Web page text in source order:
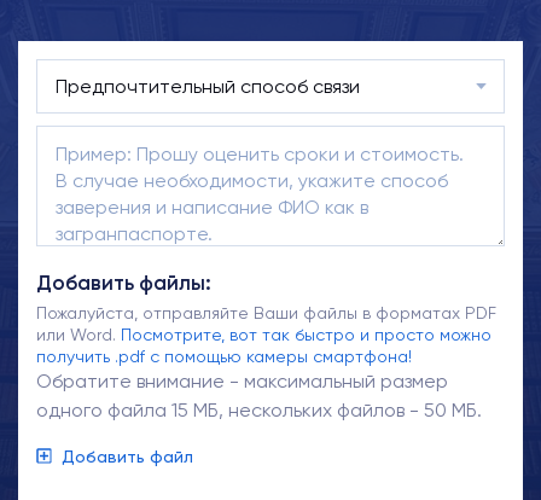
Добавить файлы:
Пожалуйста, отправляйте Ваши файлы в форматах PDF
или Word. Посмотрите, вот так быстро и просто можно
получить .pdf с помощью камеры смартфона!
Обратите внимание - максимальный размер
одного файла 15 МБ, нескольких файлов - 50 МБ.
Добавить файл